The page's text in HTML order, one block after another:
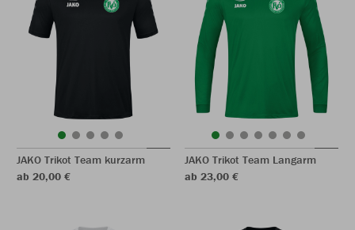
JAKO Trikot Team kurzarm
ab 20,00 €
JAKO Trikot Team Langarm
ab 23,00 €